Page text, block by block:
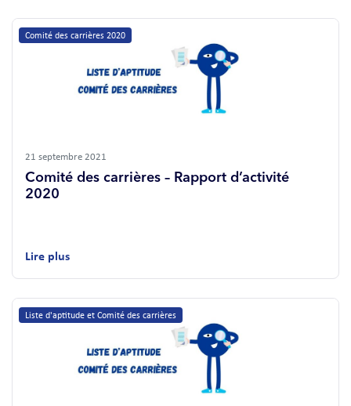
Comité des carrières 2020
21 septembre 2021
Comité des carrières – Rapport d’activité
2020
Lire plus
Liste d'aptitude et Comité des carrières